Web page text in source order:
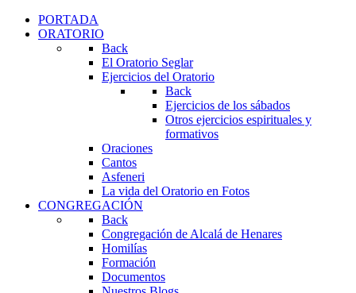
PORTADA
ORATORIO
Back
El Oratorio Seglar
Ejercicios del Oratorio
Back
Ejercicios de los sábados
Otros ejercicios espirituales y
formativos
Oraciones
Cantos
Asfeneri
La vida del Oratorio en Fotos
CONGREGACIÓN
Back
Congregación de Alcalá de Henares
Homilías
Formación
Documentos